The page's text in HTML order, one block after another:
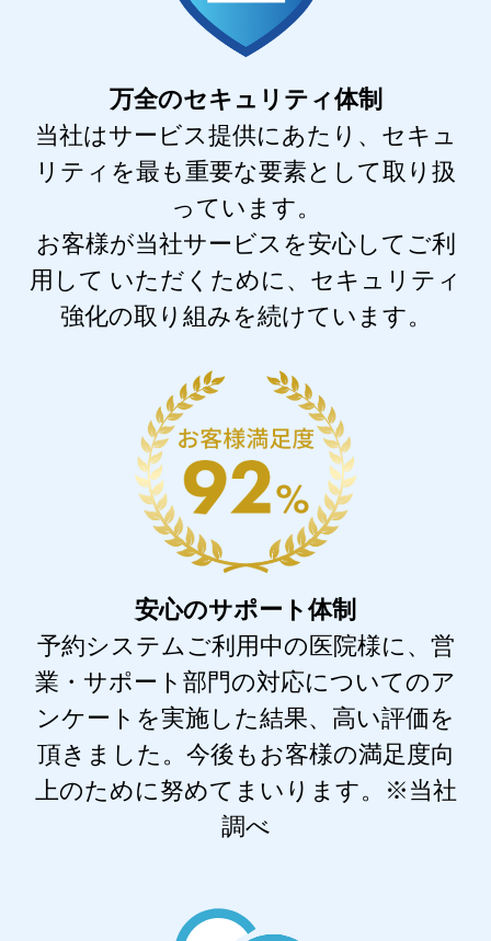
万全のセキュリティ体制
当社はサービス提供にあたり、セキュ
リティを最も重要な要素として取り扱
っています。
お客様が当社サービスを安心してご利
用して いただくために、セキュリティ
強化の取り組みを続けています。
安心のサポート体制
予約システムご利用中の医院様に、営
業・サポート部門の対応についてのア
ンケートを実施した結果、高い評価を
頂きました。今後もお客様の満足度向
上のために努めてまいります。※当社
調べ